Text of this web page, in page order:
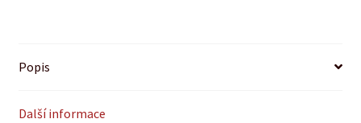
Popis
Další informace